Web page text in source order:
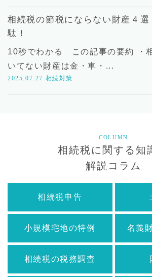
相続税の節税にならない財産４選
駄！
10秒でわかる この記事の要約 ・
いてない財産は金・車・...
2025.07.27 相続対策
COLUMN
相続税に関する知
解説コラム
相続税申告
小規模宅地の特例 名義
相続税の税務調査